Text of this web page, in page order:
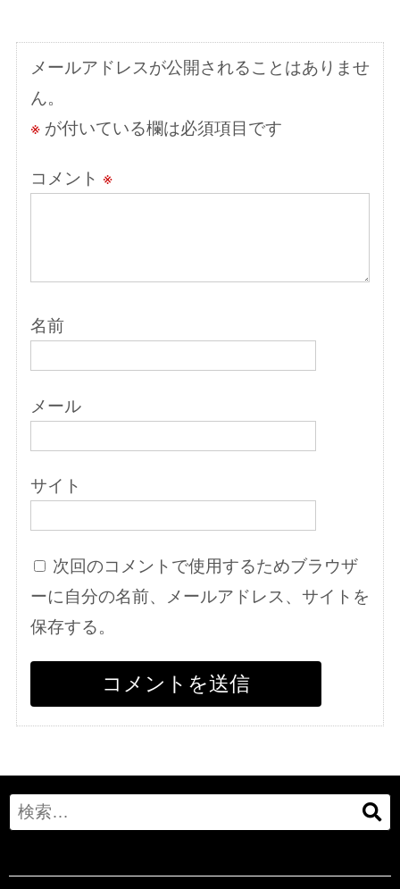
シ
ョ
ン
メールアドレスが公開されることはありませ
ん。
※が付いている欄は必須項目です
コメント ※
名前
メール
サイト
次回のコメントで使用するためブラウザ
ーに自分の名前、メールアドレス、サイトを
保存する。
Search
for: